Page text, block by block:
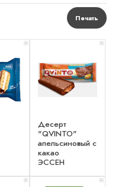
Печать
x 1 x 1
Десерт
"QVINTO"
апельсиновый с
какао
ЭССЕН
x 1 x 2